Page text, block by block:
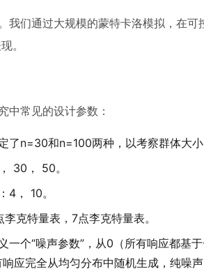
我们通过大规模的蒙特卡洛模拟，在
。
中常见的设计参数：
定了n=30和n=100两种，以考察群体大
30， 50。
：4， 10。
李克特量表，7点李克特量表。
一个“噪声参数”，从0（所有响应都基
响应完全从均匀分布中随机生成，纯噪